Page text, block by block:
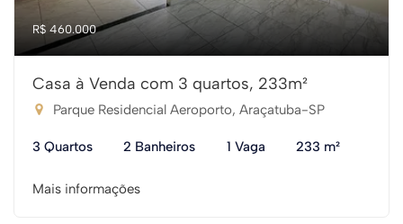
R$ 460.000
Casa à Venda com 3 quartos, 233m²
Parque Residencial Aeroporto, Araçatuba-SP
3 Quartos 2 Banheiros 1 Vaga 233 m²
Mais informações